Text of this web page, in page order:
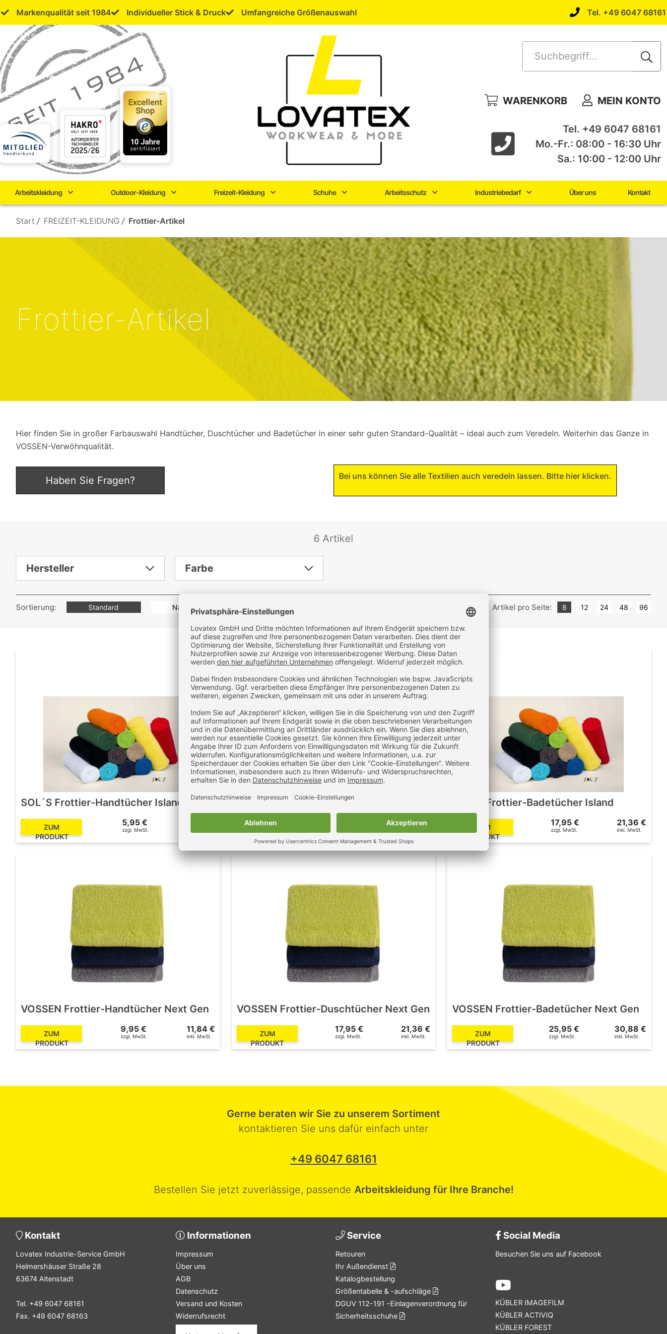
to
content
Markenqualität seit 1984 Individueller Stick & Druck Umfangreiche Größenauswahl Tel. +49 6047 68161
Suchbegriff...
WARENKORB MEIN KONTO
Tel. +49 6047 68161
Mo.-Fr.: 08:00 - 16:30 Uhr
Sa.: 10:00 - 12:00 Uhr
Arbeitskleidung Outdoor-Kleidung Freizeit-Kleidung Schuhe Arbeitsschutz Industriebedarf Über uns Kontakt
Start / FREIZEIT-KLEIDUNG / Frottier-Artikel
Frottier-Artikel
Hier finden Sie in großer Farbauswahl Handtücher, Duschtücher und Badetücher in einer sehr guten Standard-Qualität – ideal auch zum Veredeln. Weiterhin das Ganze in
VOSSEN-Verwöhnqualität.
Haben Sie Fragen? Bei uns können Sie alle Textilien auch veredeln lassen. Bitte hier klicken.
6 Artikel
Sortierung: Standard Name A-Z Name Z-A Preis hoch-niedrig Artikel pro Seite: 8 12 24 48 96
SOL´S Frottier-Handtücher Island
ZUM
PRODUKT
5,95 €
zzgl. MwSt.
SOL´S Frottier-Duschtücher Island
ZUM
14,22 €
SOL´S Frottier-Badetücher Island
ZUM
PRODUKT
17,95 €
zzgl. MwSt.
21,36 €
inkl. MwSt.
VOSSEN Frottier-Handtücher Next Gen
ZUM
PRODUKT
9,95 €
zzgl. MwSt.
11,84 €
inkl. MwSt.
VOSSEN Frottier-Duschtücher Next Gen
ZUM
PRODUKT
17,95 €
zzgl. MwSt.
21,36 €
inkl. MwSt.
VOSSEN Frottier-Badetücher Next Gen
ZUM
PRODUKT
25,95 €
zzgl. MwSt.
30,88 €
inkl. MwSt.
Gerne beraten wir Sie zu unserem Sortiment
kontaktieren Sie uns dafür einfach unter
+49 6047 68161
Bestellen Sie jetzt zuverlässige, passende Arbeitskleidung für Ihre Branche!
Kontakt
Lovatex Industrie-Service GmbH
Helmershäuser Straße 28
63674 Altenstadt
Tel. +49 6047 68161
Fax. +49 6047 68163
Informationen
Impressum
Über uns
AGB
Datenschutz
Versand und Kosten
Widerrufsrecht
Service
Retouren
Ihr Außendienst
Katalogbestellung
Größentabelle & -aufschläge
DGUV 112-191 -Einlagenverordnung für
Sicherheitsschuhe
Social Media
Besuchen Sie uns auf Facebook
KÜBLER IMAGEFILM
KÜBLER ACTIVIQ
KÜBLER FOREST